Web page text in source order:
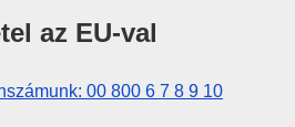
az EU-val
00 800 6 7 8 9 10